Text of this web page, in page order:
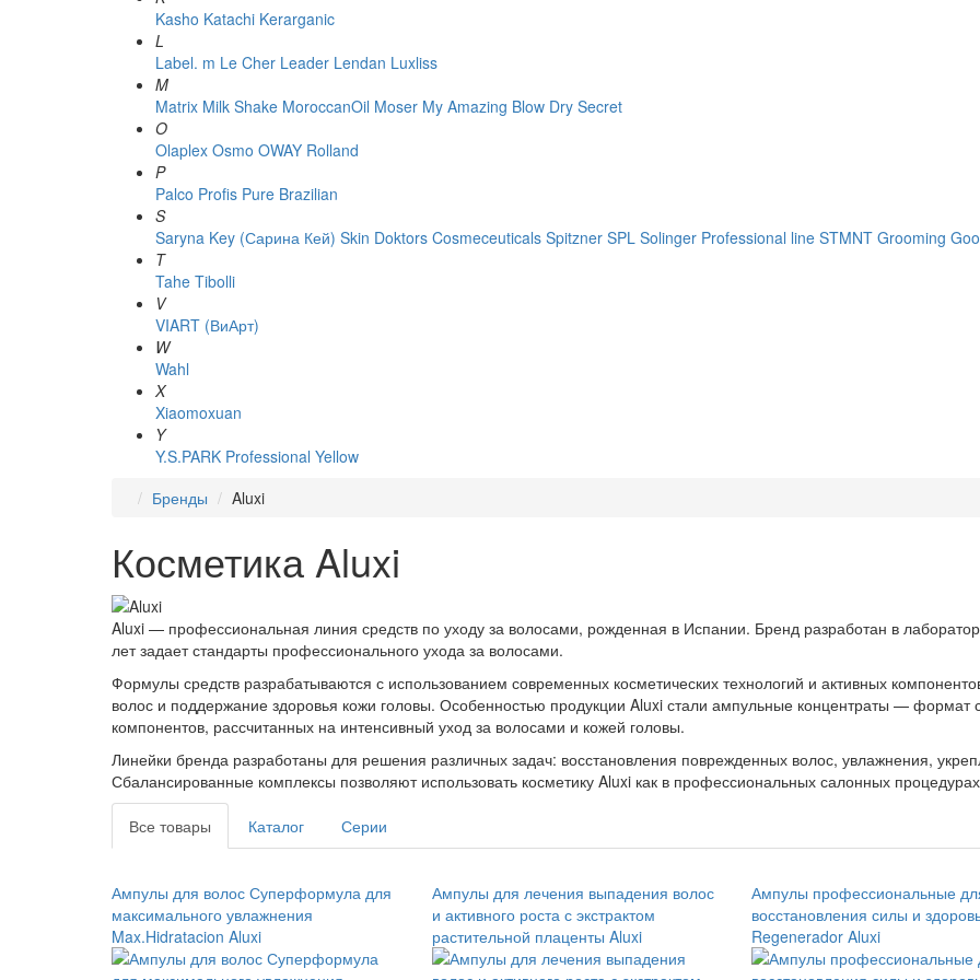
Kasho Katachi Kerarganic
L
Label. m Le Cher Leader Lendan Luxliss
M
Matrix Milk Shake MoroccanOil Moser My Amazing Blow Dry Secret
O
Olaplex Osmo OWAY Rolland
P
Palco Profis Pure Brazilian
S
Saryna Key (Сарина Кей) Skin Doktors Cosmeceuticals Spitzner SPL Solinger Professional line STMNT Grooming
T
Tahe Tibolli
V
VIART (ВиАрт)
W
Wahl
X
Xiaomoxuan
Y
Y.S.PARK Professional Yellow
Бренды
Aluxi
Косметика Aluxi
Aluxi — профессиональная линия средств по уходу за волосами, рожденная в Испании. Бренд разработан в
лет задает стандарты профессионального ухода за волосами.
Формулы средств разрабатываются с использованием современных косметических технологий и активных
волос и поддержание здоровья кожи головы. Особенностью продукции Aluxi стали ампульные концентраты — формат
компонентов, рассчитанных на интенсивный уход за волосами и кожей головы.
Линейки бренда разработаны для решения различных задач: восстановления поврежденных волос, увлажнения,
Сбалансированные комплексы позволяют использовать косметику Aluxi как в профессиональных салонных
Все товары Каталог Серии
Ампулы для волос Суперформула для
максимального увлажнения
Max.Hidratacion Aluxi
Ампулы для лечения выпадения волос
и активного роста с экстрактом
растительной плаценты Aluxi
Ампулы профессиональные
восстановления силы и
Regenerador Aluxi